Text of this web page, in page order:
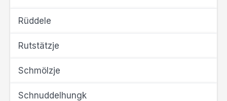
Rüddele
Rutstätzje
Schmölzje
Schnuddelhungk